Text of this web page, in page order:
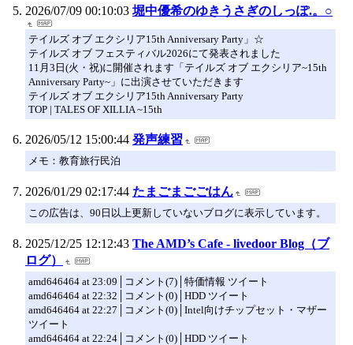
2026/07/09 00:10:03 堀中優希のゆきうさぎのしっぽ.。○
テイルズ オブ エクシリア15th Anniversary Party」☆
テイルズ オブ フェスティバル2026にて発表されました
11月3日(火・祝)に開催されます「テイルズ オブ エクシリア~15th
Anniversary Party~」に出演させていただきます
テイルズ オブ エクシリア15th Anniversary Party
TOP | TALES OF XILLIA ~15th
2026/05/12 15:00:44 発声練習
メモ：教育旅行民泊
2026/01/29 02:17:44 たまごまごごはん
この広告は、90日以上更新していないブログに表示しています。
2025/12/25 12:12:43 The AMD’s Cafe - livedoor Blog（ブ
ログ）
amd646464 at 23:09│コメント(7)│特価情報 ツイート
amd646464 at 22:32│コメント(0)│HDD ツイート
amd646464 at 22:27│コメント(0)│Intel向けチップセット・マザー
ツイート
amd646464 at 22:24│コメント(0)│HDD ツイート